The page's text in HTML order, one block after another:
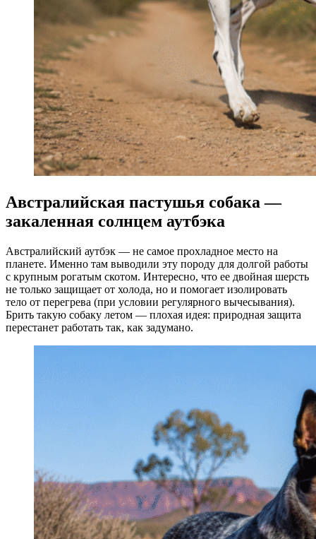
Австралийская пастушья собака —
закаленная солнцем аутбэка
Австралийский аутбэк — не самое прохладное место на
планете. Именно там выводили эту породу для долгой работы
с крупным рогатым скотом. Интересно, что ее двойная шерсть
не только защищает от холода, но и помогает изолировать
тело от перегрева (при условии регулярного вычесывания).
Брить такую собаку летом — плохая идея: природная защита
перестанет работать так, как задумано.